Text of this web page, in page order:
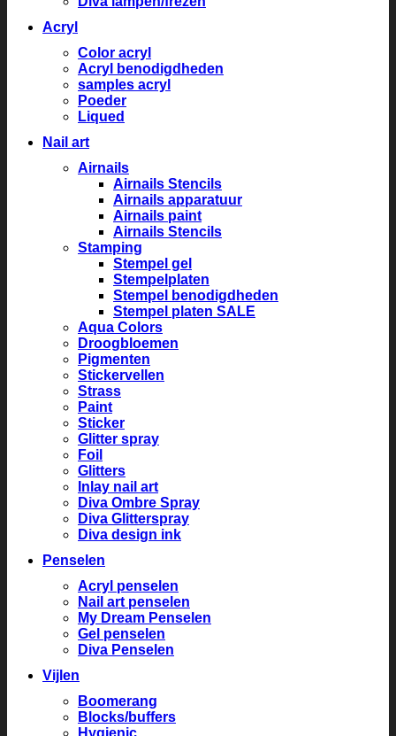
Acryl
Color acryl
Acryl benodigdheden
samples acryl
Poeder
Liqued
Nail art
Airnails
Airnails Stencils
Airnails apparatuur
Airnails paint
Airnails Stencils
Stamping
Stempel gel
Stempelplaten
Stempel benodigdheden
Stempel platen SALE
Aqua Colors
Droogbloemen
Pigmenten
Stickervellen
Strass
Paint
Sticker
Glitter spray
Foil
Glitters
Inlay nail art
Diva Ombre Spray
Diva Glitterspray
Diva design ink
Penselen
Acryl penselen
Nail art penselen
My Dream Penselen
Gel penselen
Diva Penselen
Vijlen
Boomerang
Blocks/buffers
Hygienic